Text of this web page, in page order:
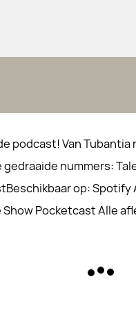
podcast! Van Tubantia
nummers:
op: Spotify
Show Pocketcast Alle